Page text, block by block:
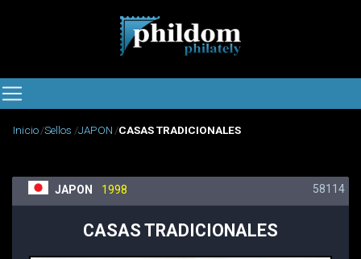
Inicio Sellos JAPON CASAS TRADICIONALES
JAPON 1998 58114
CASAS TRADICIONALES